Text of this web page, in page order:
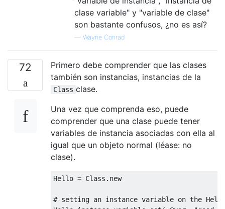
clase variable" y "variable de clase"
son bastante confusos, ¿no es así?
— Wayne Conrad
72
Primero debe comprender que las clases
también son instancias, instancias de la
Class clase.
Una vez que comprenda eso, puede
comprender que una clase puede tener
variables de instancia asociadas con ella al
igual que un objeto normal (léase: no
clase).
Hello = Class . new
# setting an instance variable on the